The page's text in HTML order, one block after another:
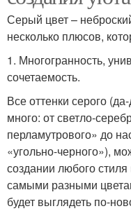
Серый цвет –
несколько плюсов,
1. Многогранность,
сочетаемость.
Все оттенки серого
много: от светло-
перламутрового» до
«угольно-черного»),
создании любого стиля
самыми разными
будет выглядеть по-